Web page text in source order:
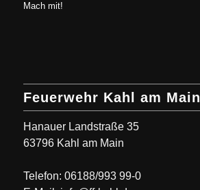
Mach mit!
Feuerwehr Kahl am Main
Hanauer Landstraße 35
63796 Kahl am Main
Telefon: 06188/993 99-0